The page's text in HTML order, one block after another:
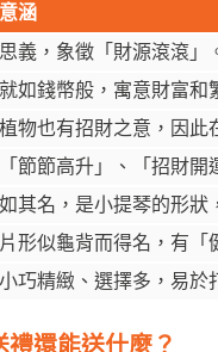
涵
義，象徵「財源滾滾」
如錢幣般，寓意財富和
物也有招財之意，因此
節節高升」、「招財開
其名，是小提琴的形狀
形似龜背而得名，有「
巧精緻、選擇多，易於
還能送什麼？